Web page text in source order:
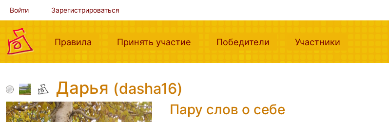
Войти Зарегистрироваться
Правила (current)Принять участие (current)Победители (current)Участники
Дарья (dasha16)
Пару слов о себе